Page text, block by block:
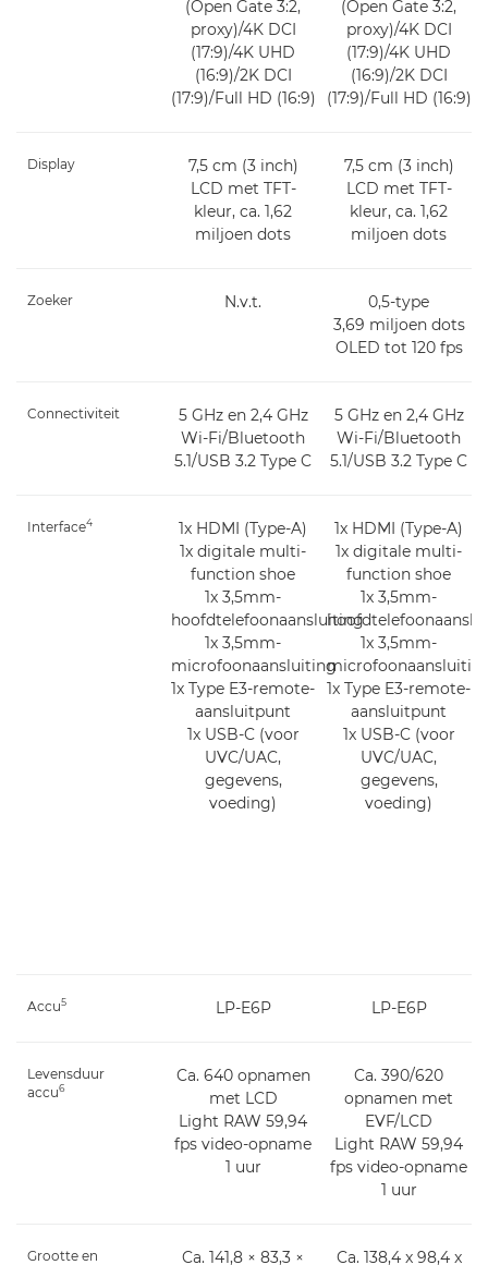
(Open Gate 3:2,
proxy)/4K DCI
(17:9)/4K UHD
(16:9)/2K DCI
(17:9)/Full HD (16:9)
(Open Gate 3:2,
proxy)/4K DCI
(17:9)/4K UHD
(16:9)/2K DCI
(17:9)/Full HD (16:9)
Display
7,5 cm (3 inch)
LCD met TFT-
kleur, ca. 1,62
miljoen dots
7,5 cm (3 inch)
LCD met TFT-
kleur, ca. 1,62
miljoen dots
Zoeker N.v.t.
0,5-type
3,69 miljoen dots
OLED tot 120 fps
Connectiviteit
5 GHz en 2,4 GHz
Wi-Fi/Bluetooth
5.1/USB 3.2 Type C
5 GHz en 2,4 GHz
Wi-Fi/Bluetooth
5.1/USB 3.2 Type C
Interface4
1x HDMI (Type-A)
1x digitale multi-
function shoe
1x 3,5mm-
hoofdtelefoonaansluiting
1x 3,5mm-
microfoonaansluiting
1x Type E3-remote-
aansluitpunt
1x USB-C (voor
UVC/UAC,
gegevens,
voeding)
1x HDMI (Type-A)
1x digitale multi-
function shoe
1x 3,5mm-
1x 3,5mm-
1x Type E3-remote-
aansluitpunt
1x USB-C (voor
UVC/UAC,
gegevens,
voeding)
Accu5 LP-E6P LP-E6P
Levensduur
accu6
Ca. 640 opnamen
met LCD
Light RAW 59,94
fps video-opname
1 uur
Ca. 390/620
opnamen met
EVF/LCD
Light RAW 59,94
fps video-opname
1 uur
Grootte en
Ca. 141,8 × 83,3 ×
Ca. 138,4 x 98,4 x